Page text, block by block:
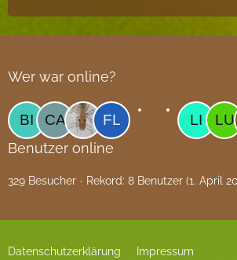
Wer war online?
Benutzer online
329 Besucher Rekord: 8 Benutzer (1. April
Datenschutzerklärung Impressum